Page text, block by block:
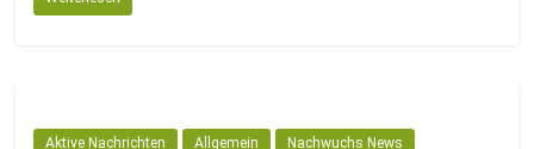
Aktive Nachrichten Allgemein Nachwuchs News